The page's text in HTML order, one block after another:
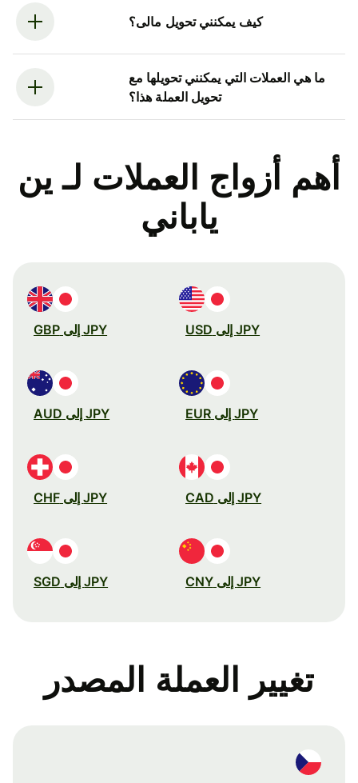
كيف يمكنني تحويل مالى؟
ما هي العملات التي يمكنني تحويلها مع
تحويل العملة هذا؟
أهم أزواج العملات لـ ين
ياباني
JPY إلى USD JPY إلى GBP
JPY إلى EUR JPY إلى AUD
JPY إلى CAD JPY إلى CHF
JPY إلى CNY JPY إلى SGD
تغيير العملة المصدر